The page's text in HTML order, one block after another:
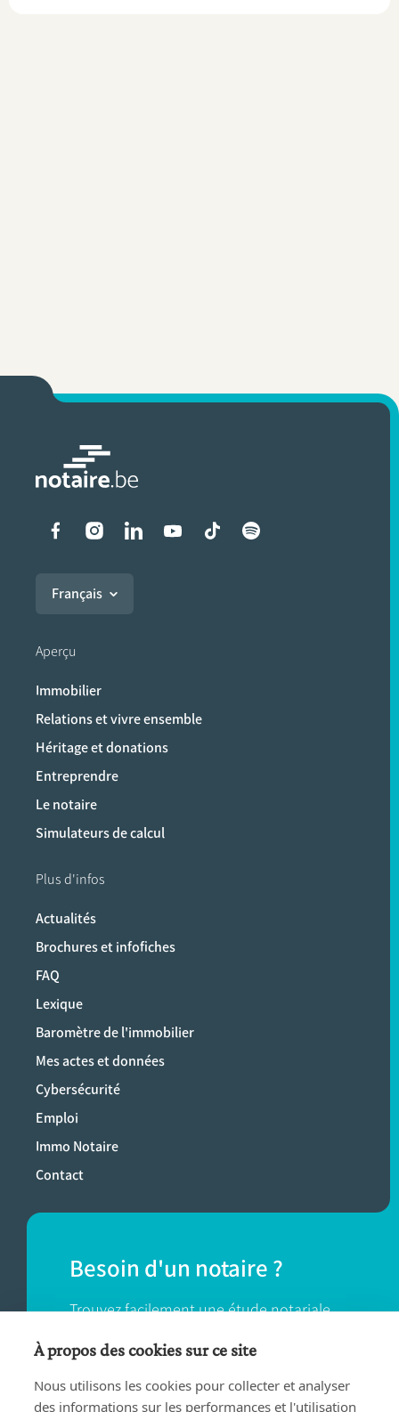
Liens vers les réseaux
Français
Aperçu
Immobilier
Relations et vivre ensemble
Héritage et donations
Entreprendre
Le notaire
Simulateurs de calcul
Plus d'infos
Actualités
Brochures et infofiches
FAQ
Lexique
Baromètre de l'immobilier
Mes actes et données
Cybersécurité
Emploi
Immo Notaire
Contact
Besoin d'un notaire ?
Trouvez facilement une étude notariale
près de chez vous.
TROUVER UN NOTAIRE
À propos des cookies sur ce site
Nous utilisons les cookies pour collecter et analyser
des informations sur les performances et l'utilisation